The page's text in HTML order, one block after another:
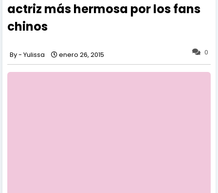
actriz más hermosa por los fans
chinos
0
Yulissa enero 26, 2015